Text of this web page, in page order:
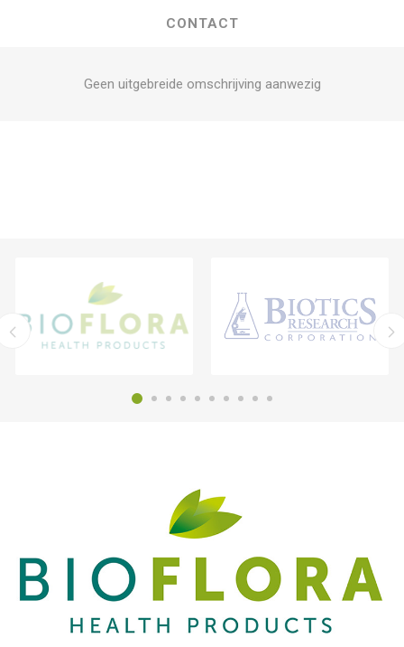
CONTACT
Geen uitgebreide omschrijving aanwezig